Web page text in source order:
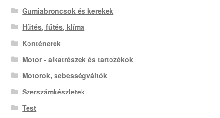
Gumiabroncsok és kerekek
Hűtés, fűtés, klíma
Konténerek
Motor - alkatrészek és tartozékok
Motorok, sebességváltók
Szerszámkészletek
Test